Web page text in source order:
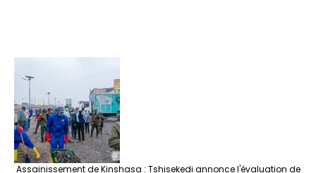
Assainissement de Kinshasa : Tshisekedi annonce l'évaluation de